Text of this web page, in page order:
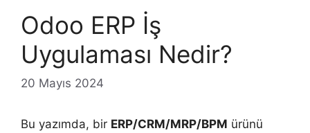
Odoo ERP İş
Uygulaması Nedir?
20 Mayıs 2024
Bu yazımda, bir ERP/CRM/MRP/BPM ürünü